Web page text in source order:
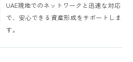
UAE現地でのネットワークと迅速な対応
で、安心できる資産形成をサポートしま
す。